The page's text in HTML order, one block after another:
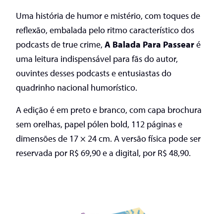
Uma história de humor e mistério, com toques de
reflexão, embalada pelo ritmo característico dos
podcasts de true crime, A Balada Para Passearé
uma leitura indispensável para fãs do autor,
ouvintes desses podcasts e entusiastas do
quadrinho nacional humorístico.
A edição é em preto e branco, com capa brochura
sem orelhas, papel pólen bold, 112 páginas e
dimensões de 17 × 24 cm. A versão física pode ser
reservada por R$ 69,90 e a digital, por R$ 48,90.